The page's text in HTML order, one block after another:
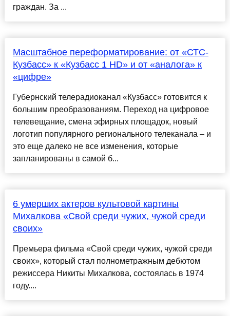
граждан. За ...
Масштабное переформатирование: от «СТС-
Кузбасс» к «Кузбасс 1 HD» и от «аналога» к
«цифре»
Губернский телерадиоканал «Кузбасс» готовится к
большим преобразованиям. Переход на цифровое
телевещание, смена эфирных площадок, новый
логотип популярного регионального телеканала – и
это еще далеко не все изменения, которые
запланированы в самой б...
6 умерших актеров культовой картины
Михалкова «Свой среди чужих, чужой среди
своих»
Премьера фильма «Свой среди чужих, чужой среди
своих», который стал полнометражным дебютом
режиссера Никиты Михалкова, состоялась в 1974
году....